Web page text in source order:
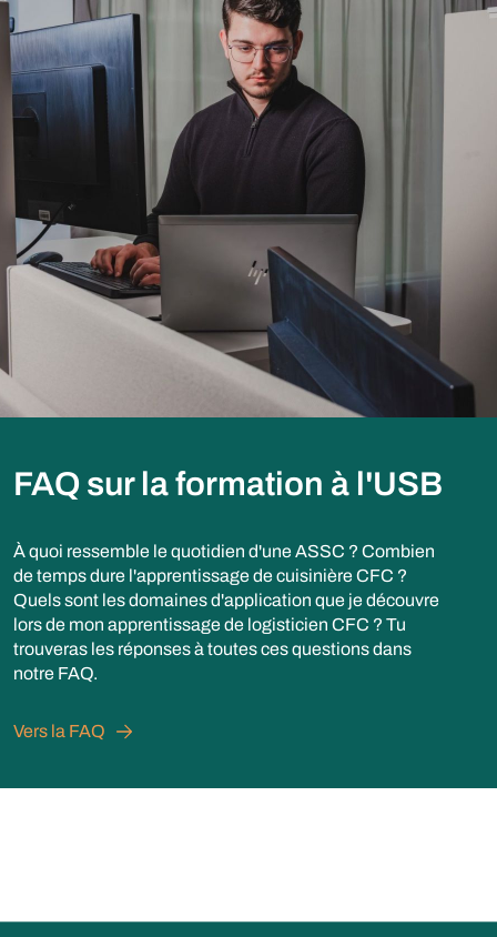
FAQ sur la formation à l'USB
À quoi ressemble le quotidien d'une ASSC ? Combien
de temps dure l'apprentissage de cuisinière CFC ?
Quels sont les domaines d'application que je découvre
lors de mon apprentissage de logisticien CFC ? Tu
trouveras les réponses à toutes ces questions dans
notre FAQ.
Vers la FAQ